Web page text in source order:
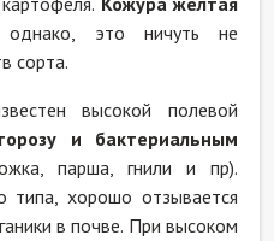
это ничуть не
сорта.
высокой полевой
и бактериальным
парша, гнили и пр).
типа, хорошо отзывается
в почве. При высоком